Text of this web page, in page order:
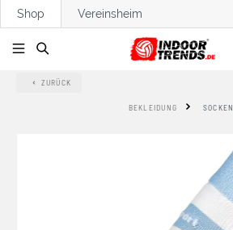
springen
Shop Vereinsheim
ZURÜCK
BEKLEIDUNG SOCKEN